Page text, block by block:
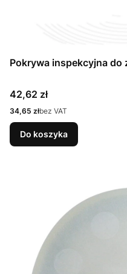
Pokrywa inspekcyjna do
Cena
42,62 zł
Cena
34,65 złbez VAT
Do koszyka